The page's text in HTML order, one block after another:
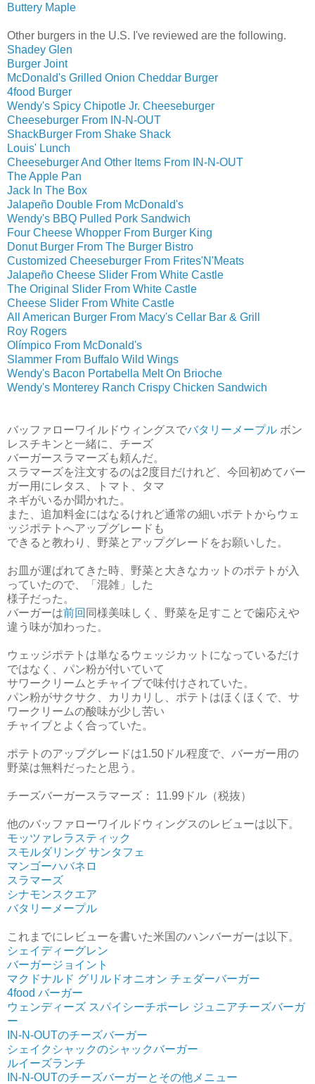
Buttery Maple
Other burgers in the U.S. I've reviewed are the following.
Shadey Glen
Burger Joint
McDonald's Grilled Onion Cheddar Burger
4food Burger
Wendy's Spicy Chipotle Jr. Cheeseburger
Cheeseburger From IN-N-OUT
ShackBurger From Shake Shack
Louis' Lunch
Cheeseburger And Other Items From IN-N-OUT
The Apple Pan
Jack In The Box
Jalapeño Double From McDonald's
Wendy's BBQ Pulled Pork Sandwich
Four Cheese Whopper From Burger King
Donut Burger From The Burger Bistro
Customized Cheeseburger From Frites'N'Meats
Jalapeño Cheese Slider From White Castle
The Original Slider From White Castle
Cheese Slider From White Castle
All American Burger From Macy's Cellar Bar & Grill
Roy Rogers
Olímpico From McDonald's
Slammer From Buffalo Wild Wings
Wendy's Bacon Portabella Melt On Brioche
Wendy's Monterey Ranch Crispy Chicken Sandwich
バッファローワイルドウィングスでバタリーメープル ボン
レスチキンと一緒に、チーズ
バーガースラマーズも頼んだ。
スラマーズを注文するのは2度目だけれど、今回初めてバー
ガー用にレタス、トマト、タマ
ネギがいるか聞かれた。
また、追加料金にはなるけれど通常の細いポテトからウェ
ッジポテトへアップグレードも
できると教わり、野菜とアップグレードをお願いした。
お皿が運ばれてきた時、野菜と大きなカットのポテトが入
っていたので、「混雑」した
様子だった。
バーガーは前回 同様美味しく、野菜を足すことで歯応えや
違う味が加わった。
ウェッジポテトは単なるウェッジカットになっているだけ
ではなく、パン粉が付いていて
サワークリームとチャイブで味付けされていた。
パン粉がサクサク、カリカリし、ポテトはほくほくで、サ
ワークリームの酸味が少し苦い
チャイブとよく合っていた。
ポテトのアップグレードは1.50ドル程度で、バーガー用の
野菜は無料だったと思う。
チーズバーガースラマーズ： 11.99ドル（税抜）
他のバッファローワイルドウィングスのレビューは以下。
モッツァレラスティック
スモルダリング サンタフェ
マンゴーハバネロ
スラマーズ
シナモンスクエア
バタリーメープル
これまでにレビューを書いた米国のハンバーガーは以下。
シェイディーグレン
バーガージョイント
マクドナルド グリルドオニオン チェダーバーガー
4food バーガー
ウェンディーズ スパイシーチポーレ ジュニアチーズバーガ
ー
IN-N-OUTのチーズバーガー
シェイクシャックのシャックバーガー
ルイーズランチ
IN-N-OUTのチーズバーガーとその他メニュー